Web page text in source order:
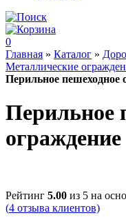
0
Главная » Каталог »
Металлические
Перильное
Перильное
Рейтинг 5.00 из 5 на
(4 отзыва клиентов)